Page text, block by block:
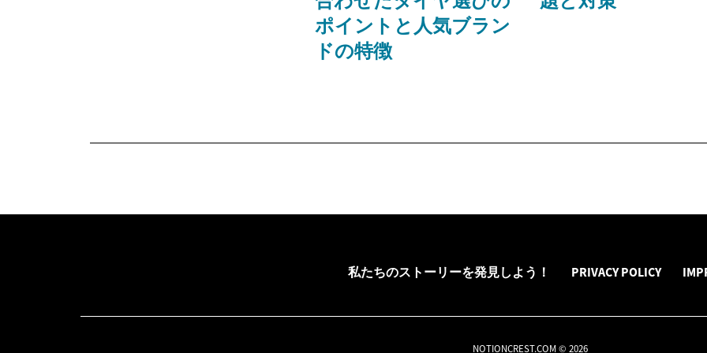
ポイントと人気ブラン
ドの特徴
私たちのストーリーを発見しよう！ PRIVACY POLICY
NOTIONCREST.COM © 2026